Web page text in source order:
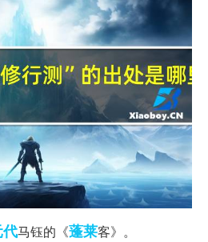
马钰的《蓬莱客》。